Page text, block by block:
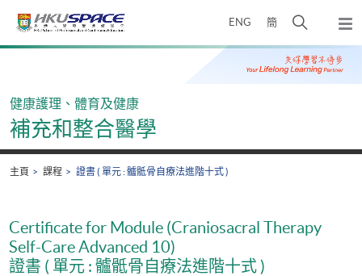
ENG 簡
開
搜
尋
彈
出
主
Main
健康護理、體育及健康
補充和整合醫學
主頁 課程 證書 ( 單元 : 髗骶骨自療法進階十式 )
Certificate for Module (Craniosacral Therapy
Self-Care Advanced 10)
證書 ( 單元 : 髗骶骨自療法進階十式 )